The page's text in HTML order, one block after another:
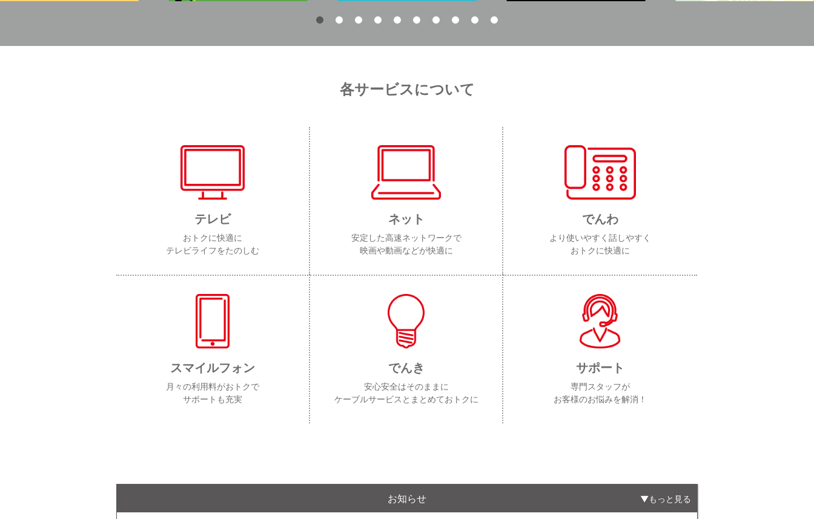
各サービスについて
テレビ
おトクに快適に
テレビライフをたのしむ
ネット
安定した高速ネットワークで
映画や動画などが快適に
でんわ
より使いやすく話しやすく
おトクに快適に
スマイルフォン
月々の利用料がおトクで
サポートも充実
でんき
安心安全はそのままに
ケーブルサービスとまとめておトクに
サポート
専門スタッフが
お客様のお悩みを解消！
お知らせ もっと見る